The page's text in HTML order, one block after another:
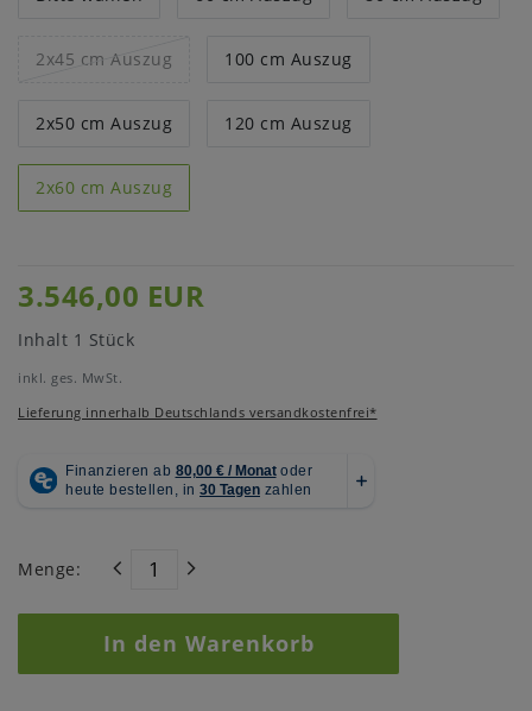
2x45 cm Auszug 100 cm Auszug
2x50 cm Auszug 120 cm Auszug
2x60 cm Auszug
3.546,00 EUR
Inhalt 1 Stück
inkl. ges. MwSt.
Lieferung innerhalb Deutschlands versandkostenfrei*
Menge:
In den Warenkorb